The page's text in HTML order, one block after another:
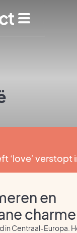
‘love’ verstopt
en
charme
in Centraal-Europa.